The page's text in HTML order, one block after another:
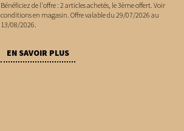
Bénéficiez de l'offre : 2 articles achetés, le 3ème offert. Voir
conditions en magasin. Offre valable du 29/07/2026 au
13/08/2026.
EN SAVOIR PLUS